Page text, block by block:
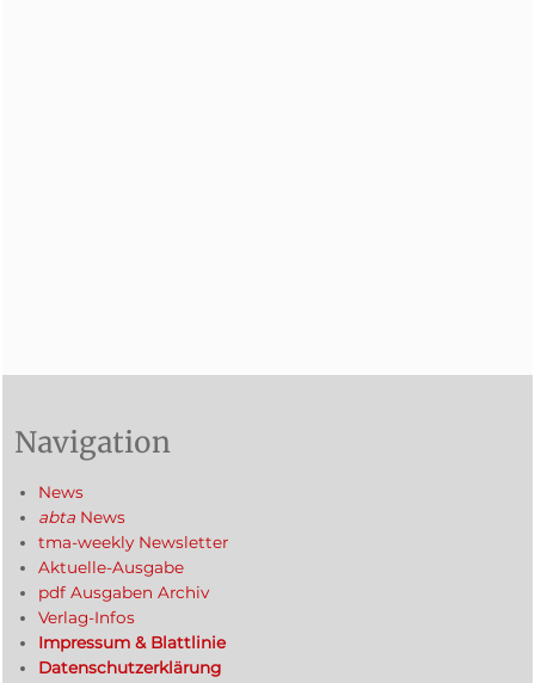
Navigation
News
abta News
tma-weekly Newsletter
Aktuelle-Ausgabe
pdf Ausgaben Archiv
Verlag-Infos
Impressum & Blattlinie
Datenschutzerklärung